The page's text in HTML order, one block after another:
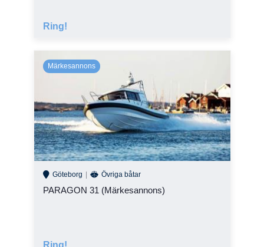
Ring!
Göteborg Övriga båtar
PARAGON 31 (Märkesannons)